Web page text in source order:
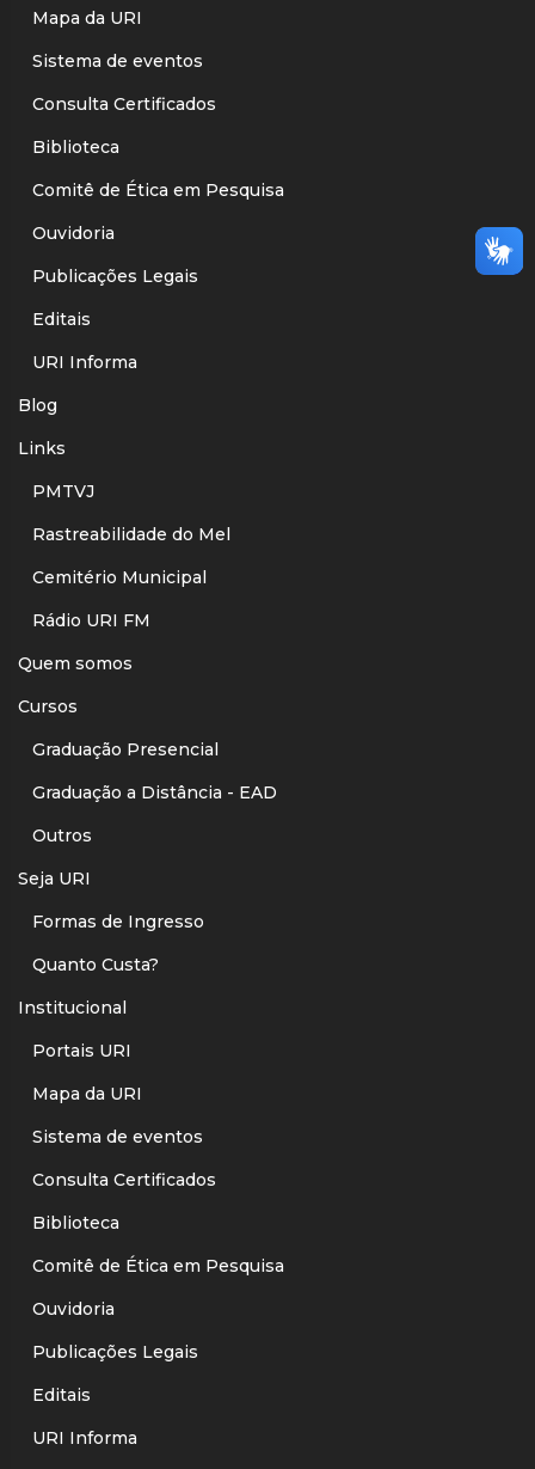
Mapa da URI
Sistema de eventos
Consulta Certificados
Biblioteca
Comitê de Ética em Pesquisa
Ouvidoria
Publicações Legais
Editais
URI Informa
Blog
Links
PMTVJ
Rastreabilidade do Mel
Cemitério Municipal
Rádio URI FM
Quem somos
Cursos
Graduação Presencial
Graduação a Distância - EAD
Outros
Seja URI
Formas de Ingresso
Quanto Custa?
Institucional
Portais URI
Mapa da URI
Sistema de eventos
Consulta Certificados
Biblioteca
Comitê de Ética em Pesquisa
Ouvidoria
Publicações Legais
Editais
URI Informa